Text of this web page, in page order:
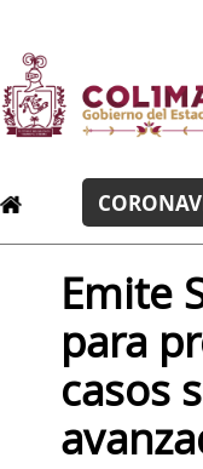
Emite
para
casos